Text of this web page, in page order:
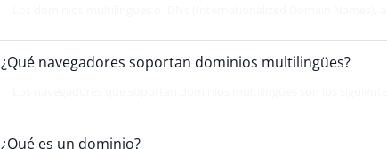
¿Qué navegadores soportan dominios multilingües?
¿Qué es un dominio?